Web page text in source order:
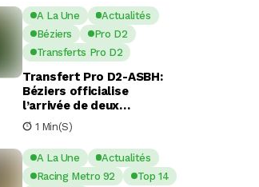
A La Une
Actualités
Béziers
Pro D2
Transferts Pro D2
Transfert Pro D2-ASBH:
Béziers officialise
l’arrivée de deux
nouveaux piliers pour la
saison à venir
1 Min(s)
A La Une
Actualités
Racing Metro 92
Top 14